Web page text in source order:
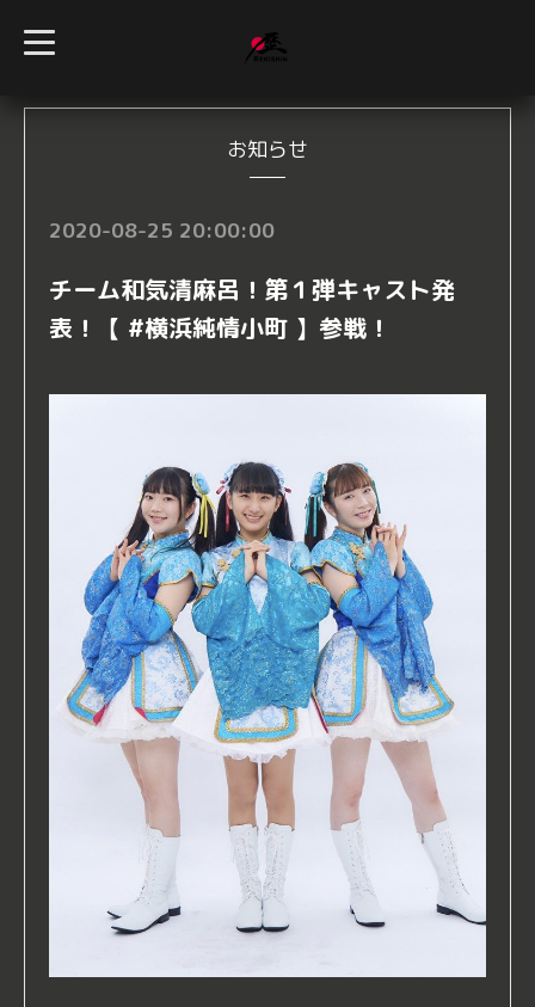
t
o
l
お知らせ
2020-08-25 20:00:00
チーム和気清麻呂！第１弾キャスト発
表！【 #横浜純情小町 】参戦！